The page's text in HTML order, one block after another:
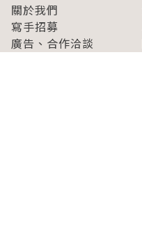
關於我們
寫手招募
廣告、合作洽談